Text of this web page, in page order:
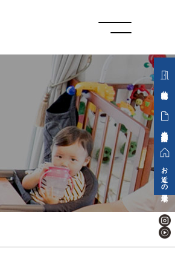
お近くの展示場